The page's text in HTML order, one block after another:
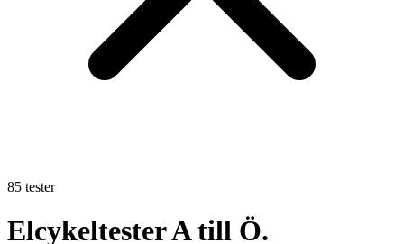
85 tester
Elcykeltester A till Ö.